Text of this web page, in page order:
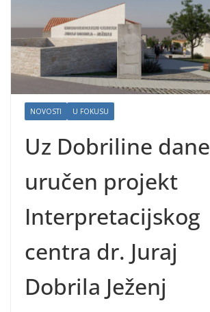
NOVOSTI U FOKUSU
Uz Dobriline dane
uručen projekt
Interpretacijskog
centra dr. Juraj
Dobrila Ježenj